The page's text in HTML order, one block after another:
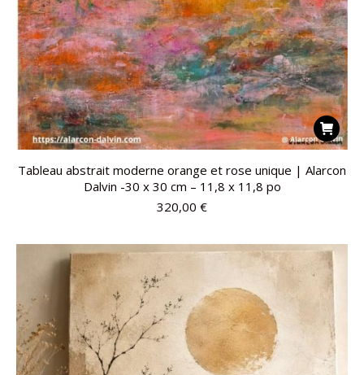
Tableau abstrait moderne orange et rose unique | Alarcon
Dalvin -30 x 30 cm – 11,8 x 11,8 po
320,00 €